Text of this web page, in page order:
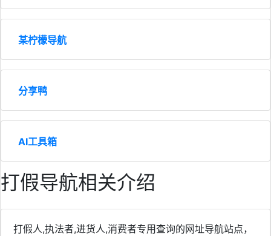
某柠檬导航
分享鸭
AI工具箱
打假导航相关介绍
打假人,执法者,进货人,消费者专用查询的网址导航站点，